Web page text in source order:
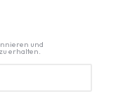
und
erhalten.